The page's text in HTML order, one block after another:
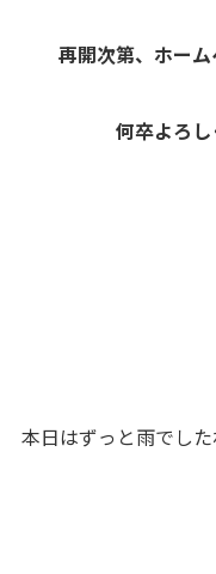
再開次第、ホーム
何卒よろし
本日はずっと雨でした